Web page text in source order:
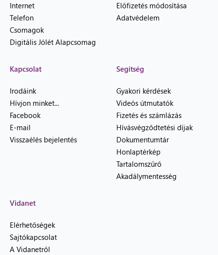
Internet
Telefon
Csomagok
Digitális Jólét Alapcsomag
Előfizetés módosítása
Adatvédelem
Kapcsolat
Irodáink
Hívjon minket...
Facebook
E-mail
Visszaélés bejelentés
Segítség
Gyakori kérdések
Videós útmutatók
Fizetés és számlázás
Hívásvégződtetési díjak
Dokumentumtár
Honlaptérkép
Tartalomszűrő
Akadálymentesség
Vidanet
Elérhetőségek
Sajtókapcsolat
A Vidanetről